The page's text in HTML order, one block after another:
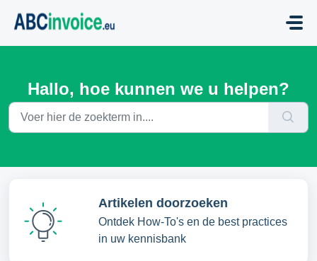
Hallo, hoe kunnen we u helpen?
Artikelen doorzoeken
Ontdek How-To's en de best practices
in uw kennisbank